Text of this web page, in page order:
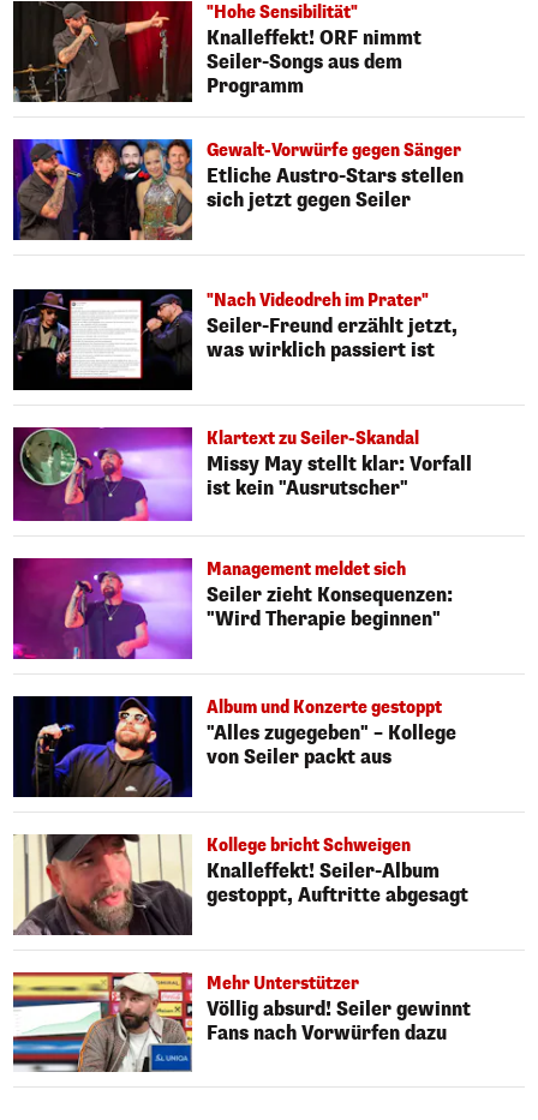
"Hohe Sensibilität"
Knalleffekt! ORF nimmt
Seiler-Songs aus dem
Programm
Gewalt-Vorwürfe gegen Sänger
Etliche Austro-Stars stellen
sich jetzt gegen Seiler
"Nach Videodreh im Prater"
Seiler-Freund erzählt jetzt,
was wirklich passiert ist
Klartext zu Seiler-Skandal
Missy May stellt klar: Vorfall
ist kein "Ausrutscher"
Management meldet sich
Seiler zieht Konsequenzen:
"Wird Therapie beginnen"
Album und Konzerte gestoppt
"Alles zugegeben" – Kollege
von Seiler packt aus
Kollege bricht Schweigen
Knalleffekt! Seiler-Album
gestoppt, Auftritte abgesagt
Mehr Unterstützer
Völlig absurd! Seiler gewinnt
Fans nach Vorwürfen dazu